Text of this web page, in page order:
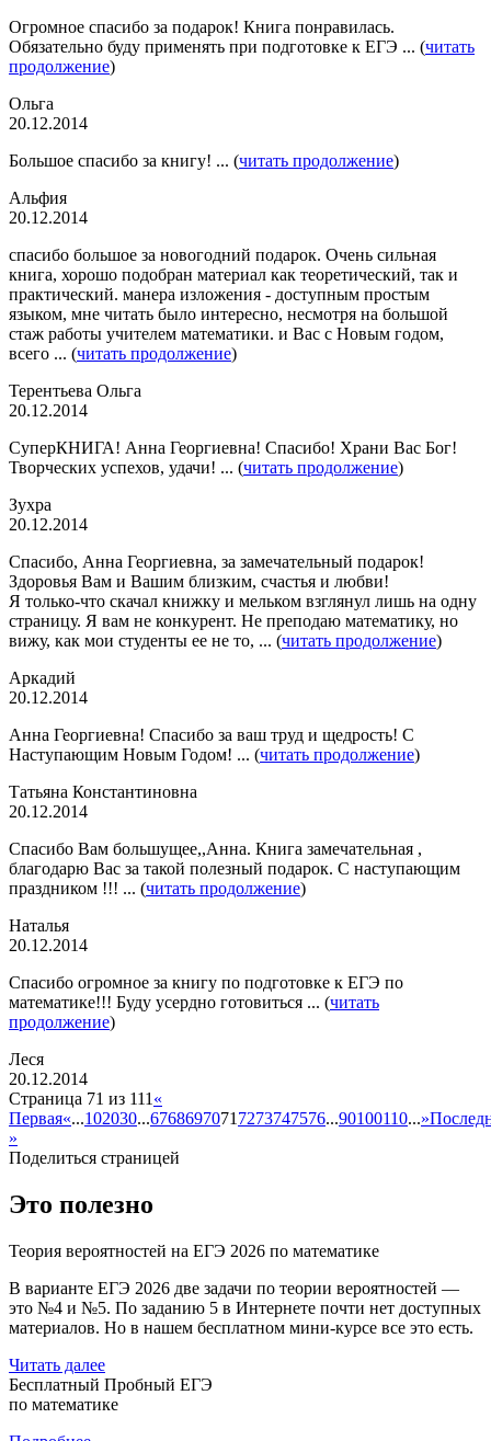
Огромное спасибо за подарок! Книга понравилась.
Обязательно буду применять при подготовке к ЕГЭ ... (читать
продолжение)
Ольга
20.12.2014
Большое спасибо за книгу! ... (читать продолжение)
Альфия
20.12.2014
спасибо большое за новогодний подарок. Очень сильная
книга, хорошо подобран материал как теоретический, так и
практический. манера изложения - доступным простым
языком, мне читать было интересно, несмотря на большой
стаж работы учителем математики. и Вас с Новым годом,
всего ... (читать продолжение)
Терентьева Ольга
20.12.2014
СуперКНИГА! Анна Георгиевна! Спасибо! Храни Вас Бог!
Творческих успехов, удачи! ... (читать продолжение)
Зухра
20.12.2014
Спасибо, Анна Георгиевна, за замечательный подарок!
Здоровья Вам и Вашим близким, счастья и любви!
Я только-что скачал книжку и мельком взглянул лишь на одну
страницу. Я вам не конкурент. Не преподаю математику, но
вижу, как мои студенты ее не то, ... (читать продолжение)
Аркадий
20.12.2014
Анна Георгиевна! Спасибо за ваш труд и щедрость! С
Наступающим Новым Годом! ... (читать продолжение)
Татьяна Константиновна
20.12.2014
Спасибо Вам большущее,,Анна. Книга замечательная ,
благодарю Вас за такой полезный подарок. С наступающим
праздником !!! ... (читать продолжение)
Наталья
20.12.2014
Спасибо огромное за книгу по подготовке к ЕГЭ по
математике!!! Буду усердно готовиться ... (читать
продолжение)
Леся
20.12.2014
Страница 71 из 111 «
Первая«...102030...6768697071 7273747576...90100110...»
»
Поделиться страницей
Это полезно
Теория вероятностей на ЕГЭ 2026 по математике
В варианте ЕГЭ 2026 две задачи по теории вероятностей —
это №4 и №5. По заданию 5 в Интернете почти нет доступных
материалов. Но в нашем бесплатном мини-курсе все это есть.
Читать далее
Бесплатный Пробный ЕГЭ
по математике